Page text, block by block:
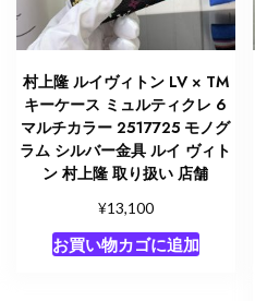
ズ
（ピ
ク
系）
M01428
村上隆 ルイヴィトン LV × TM
キーケース ミュルティクレ 6
マルチカラー 2517725 モノグ
ラム シルバー金具 ルイ ヴィト
ン 村上隆 取り扱い 店舗
¥13,100
お買い物カゴに追加